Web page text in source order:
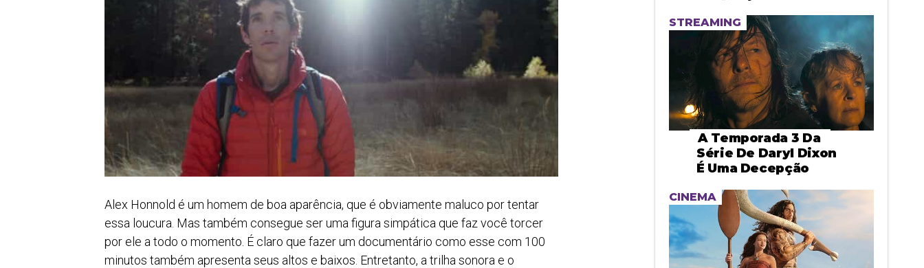
Alex Honnold é um homem de boa aparência, que é obviamente maluco por tentar
essa loucura. Mas também consegue ser uma figura simpática que faz você torcer
por ele a todo o momento. É claro que fazer um documentário como esse com 100
minutos também apresenta seus altos e baixos. Entretanto, a trilha sonora e o
STREAMING
A Temporada 3 Da
Série De Daryl Dixon
É Uma Decepção
CINEMA